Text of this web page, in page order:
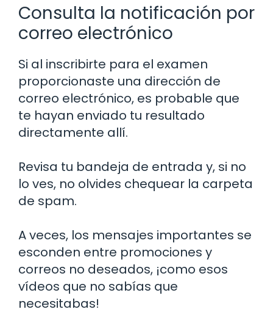
Consulta la notificación por
correo electrónico
Si al inscribirte para el examen
proporcionaste una dirección de
correo electrónico, es probable que
te hayan enviado tu resultado
directamente allí.
Revisa tu bandeja de entrada y, si no
lo ves, no olvides chequear la carpeta
de spam.
A veces, los mensajes importantes se
esconden entre promociones y
correos no deseados, ¡como esos
vídeos que no sabías que
necesitabas!